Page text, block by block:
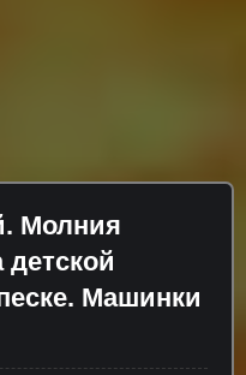
Молния
Машинки